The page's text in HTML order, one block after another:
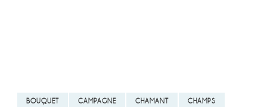
BOUQUET CAMPAGNE CHAMANT CHAMPS